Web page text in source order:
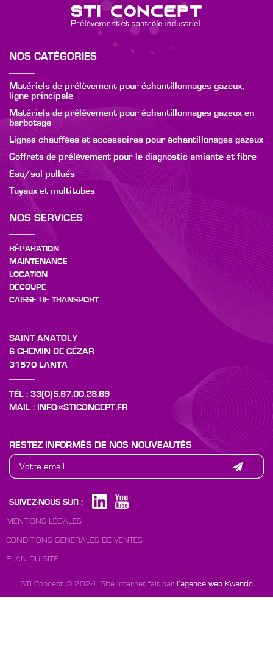
NOS CATÉGORIES
Matériels de prélèvement pour échantillonnages gazeux,
ligne principale
Matériels de prélèvement pour échantillonnages gazeux en
barbotage
Lignes chauffées et accessoires pour échantillonages gazeux
Coffrets de prélèvement pour le diagnostic amiante et fibre
Eau/sol pollués
Tuyaux et multitubes
NOS SERVICES
RÉPARATION
MAINTENANCE
LOCATION
DÉCOUPE
CAISSE DE TRANSPORT
SAINT ANATOLY
6 CHEMIN DE CÉZAR
31570 LANTA
TÉL : 33(0)5.67.00.28.69
MAIL : INFO@STICONCEPT.FR
RESTEZ INFORMÉS DE NOS NOUVEAUTÉS
SUIVEZ-NOUS SUR :
MENTIONS LÉGALES
CONDITIONS GÉNÉRALES DE VENTES
PLAN DU SITE
STI Concept © 2024. Site internet fait par l’agence web Kwantic